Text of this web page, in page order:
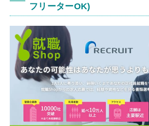
フリーターOK)